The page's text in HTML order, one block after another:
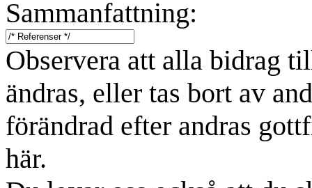
Sammanfattning:
Observera att alla bidrag
ändras, eller tas bort av
förändrad efter andras
här.